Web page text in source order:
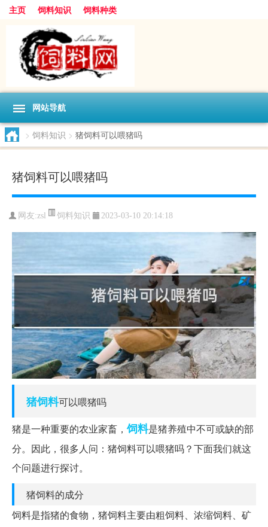
主页 饲料知识 饲料种类
网站导航
> 饲料知识 > 猪饲料可以喂猪吗
猪饲料可以喂猪吗
网友:zsl 饲料知识 2023-03-10 20:14:18
猪饲料可以喂猪吗
猪是一种重要的农业家畜，饲料是猪养殖中不可或缺的部
分。因此，很多人问：猪饲料可以喂猪吗？下面我们就这
个问题进行探讨。
猪饲料的成分
饲料是指猪的食物，猪饲料主要由粗饲料、浓缩饲料、矿